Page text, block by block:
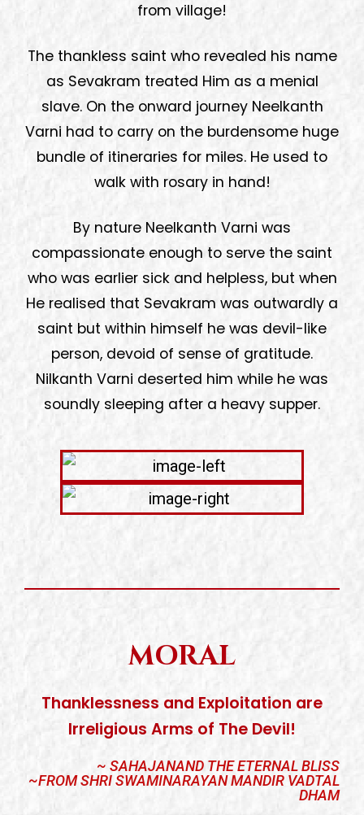
from village!
The thankless saint who revealed his name
as Sevakram treated Him as a menial
slave. On the onward journey Neelkanth
Varni had to carry on the burdensome huge
bundle of itineraries for miles. He used to
walk with rosary in hand!
By nature Neelkanth Varni was
compassionate enough to serve the saint
who was earlier sick and helpless, but when
He realised that Sevakram was outwardly a
saint but within himself he was devil-like
person, devoid of sense of gratitude.
Nilkanth Varni deserted him while he was
soundly sleeping after a heavy supper.
MORAL
Thanklessness and Exploitation are
Irreligious Arms of The Devil!
~ SAHAJANAND THE ETERNAL BLISS
~FROM SHRI SWAMINARAYAN MANDIR VADTAL
DHAM